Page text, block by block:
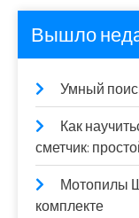
Вышло
Умный
Как
сметчик:
Мотопилы
комплекте